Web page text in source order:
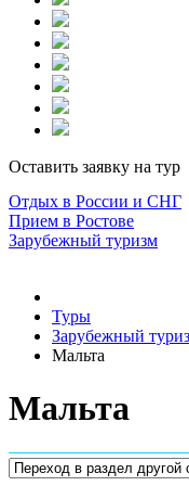
Оставить заявку на тур
Отдых в России и СНГ
Прием в Ростове
Зарубежный туризм
Туры
Зарубежный
Мальта
Мальта